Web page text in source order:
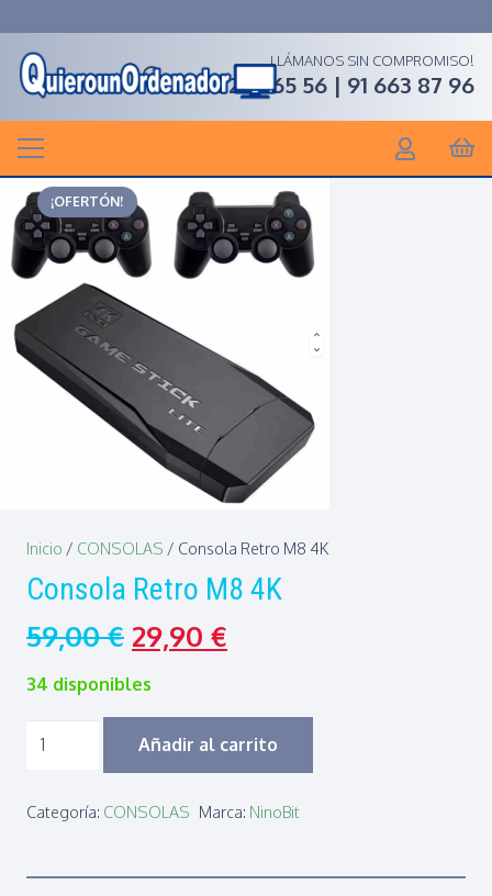
LLÁMANOS SIN COMPROMISO!
91 268 65 56 | 91 663 87 96
¡OFERTÓN!
Inicio / CONSOLAS / Consola Retro M8 4K
Consola Retro M8 4K
59,00€ 29,90 €
34 disponibles
Consola
Añadir al carrito
Categoría: CONSOLAS Marca: NinoBit